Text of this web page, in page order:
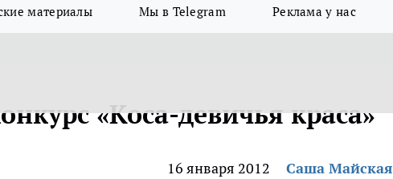
материалы Мы в Telegram Реклама у нас
«Коса-девичья краса»
16 января 2012 Саша Майская